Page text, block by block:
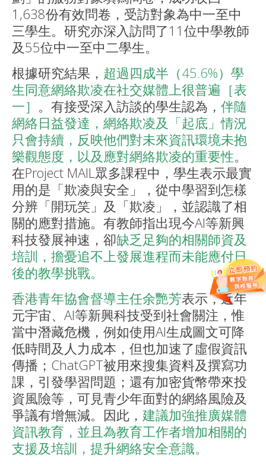
1,638份有效問卷，受訪對象為中一至中
三學生。研究亦深入訪問了11位中學教師
及55位中一至中二學生。
根據研究結果， 超過四成半（45.6%）學
生同意網絡欺凌在社交媒體上很普遍［表
一］ 。有接受深入訪談的學生認為， 伴隨
網絡日益發達，網絡欺凌及「起底」情況
只會持續，反映他們對未來資訊環境未抱
樂觀態度，以及應對網絡欺凌的重要性。
在Project MAIL眾多課程中，學生表示最實
用的是「欺凌與安全」，從中學習到怎樣
分辨「開玩笑」及「欺凌」，並認識了相
關的應對措施。有教師指出現今AI等新興
科技發展神速，卻缺乏足夠的相關師資及
培訓，擔憂追不上發展進程而未能應付日
後的教學挑戰。
香港青年協會督導主任余艷芳表示，近年
元宇宙、AI等新興科技受到社會關注，惟
當中潛藏危機，例如使用AI生成圖文可降
低時間及人力成本，但也加速了虛假資訊
傳播；ChatGPT被用來搜集資料及撰寫功
課，引發學習問題；還有加密貨幣帶來投
資風險等，可見青少年面對的網絡風險及
爭議有增無減。因此， 建議加強推廣媒體
資訊教育，並且為教育工作者增加相關的
支援及培訓，提升網絡安全意識。